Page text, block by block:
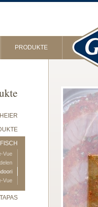
PRODUKTE
Vue
Vue